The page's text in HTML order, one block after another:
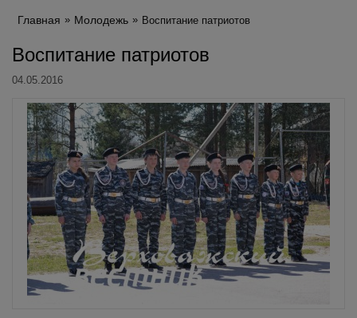
Главная Молодежь Воспитание патриотов
Воспитание патриотов
04.05.2016